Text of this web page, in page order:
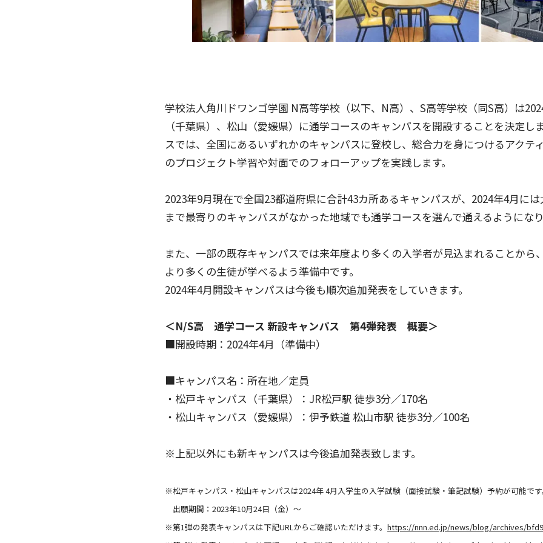
学校法人角川ドワンゴ学園 N高等学校（以下、N高）、S高等学校（同S高）は
（千葉県）、松山（愛媛県）に通学コースのキャンパスを開設することを決定し
スでは、全国にあるいずれかのキャンパスに登校し、総合力を身につけるアクテ
のプロジェクト学習や対面でのフォローアップを実践します。
2023年9月現在で全国23都道府県に合計43カ所あるキャンパスが、2024年4月に
まで最寄りのキャンパスがなかった地域でも通学コースを選んで通えるようになり
また、一部の既存キャンパスでは来年度より多くの入学者が見込まれることから
より多くの生徒が学べるよう準備中です。
2024年4月開設キャンパスは今後も順次追加発表をしていきます。
＜N/S高 通学コース 新設キャンパス 第4弾発表 概要＞
■開設時期：2024年4月（準備中）
■キャンパス名：所在地／定員
・松戸キャンパス（千葉県）：JR松戸駅 徒歩3分／170名
・松山キャンパス（愛媛県）：伊予鉄道 松山市駅 徒歩3分／100名
※上記以外にも新キャンパスは今後追加発表致します。
※松戸キャンパス・松山キャンパスは2024年 4月入学生の入学試験（面接試験・筆記試験）予約が可能です
出願期間：2023年10月24日（金）〜
※第1弾の発表キャンパスは下記URLからご確認いただけます。 https://nnn.ed.jp/news/blog/archives/